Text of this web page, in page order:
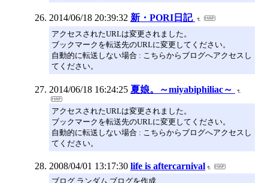
2014/06/18 20:39:32 新・PORI日記
アクセスされたURLは変更されました。
ブックマークを転送先のURLに変更してください。
自動的に転送しない場合 : こちらからブログへアクセスし
てください。
2014/06/18 16:24:25 夏娘。～miyabiphiliac～
アクセスされたURLは変更されました。
ブックマークを転送先のURLに変更してください。
自動的に転送しない場合 : こちらからブログへアクセスし
てください。
2008/04/01 13:17:30 life is aftercarnival
ブログ ランダム ブログを作成